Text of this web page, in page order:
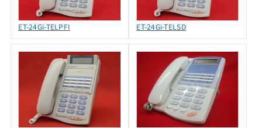
ET-24Gi-TELPFI ET-24Gi-TELSD